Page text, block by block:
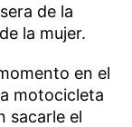
de la
la mujer.
en el
motocicleta
sacarle el